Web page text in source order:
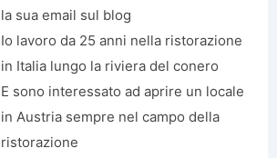
la sua email sul blog
Io lavoro da 25 anni nella ristorazione
in Italia lungo la riviera del conero
E sono interessato ad aprire un locale
in Austria sempre nel campo della
ristorazione